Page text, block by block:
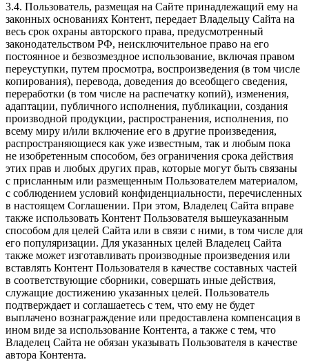
3.4. Пользователь, размещая на Сайте принадлежащий ему на
законных основаниях Контент, передает Владельцу Сайта на
весь срок охраны авторского права, предусмотренный
законодательством РФ, неисключительное право на его
постоянное и безвозмездное использование, включая правом
переуступки, путем просмотра, воспроизведения (в том числе
копирования), перевода, доведения до всеобщего сведения,
переработки (в том числе на распечатку копий), изменения,
адаптации, публичного исполнения, публикации, создания
производной продукции, распространения, исполнения, по
всему миру и/или включение его в другие произведения,
распространяющиеся как уже известным, так и любым пока
не изобретенным способом, без ограничения срока действия
этих прав и любых других прав, которые могут быть связаны
с присланным или размещенным Пользователем материалом,
с соблюдением условий конфиденциальности, перечисленных
в настоящем Соглашении. При этом, Владелец Сайта вправе
также использовать Контент Пользователя вышеуказанным
способом для целей Сайта или в связи с ними, в том числе для
его популяризации. Для указанных целей Владелец Сайта
также может изготавливать производные произведения или
вставлять Контент Пользователя в качестве составных частей
в соответствующие сборники, совершать иные действия,
служащие достижению указанных целей. Пользователь
подтверждает и соглашаетесь с тем, что ему не будет
выплачено вознаграждение или предоставлена компенсация в
ином виде за использование Контента, а также с тем, что
Владелец Сайта не обязан указывать Пользователя в качестве
автора Контента.